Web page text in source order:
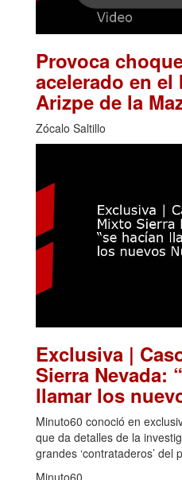
Provoca
acelerado en
Arizpe de la
Zócalo Saltillo
Exclusiva |
Sierra Nevada:
llamar los
Minuto60 conoció en
que da detalles de la
grandes ‘contrataderos’ del
Minuto60